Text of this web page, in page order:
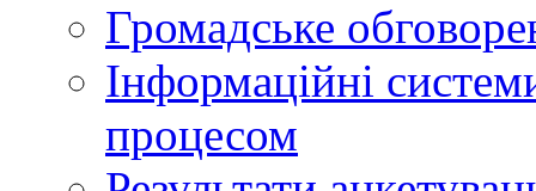
Громадське
Інформаційні
процесом